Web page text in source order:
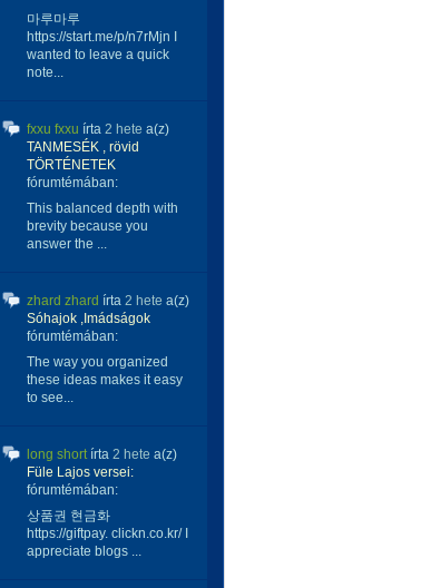
마루마루
https://start.me/p/n7rMjn I
wanted to leave a quick
note...
fxxu fxxu írta 2 hete a(z)
TANMESÉK , rövid
TÖRTÉNETEK
fórumtémában:
This balanced depth with
brevity because you
answer the ...
zhard zhard írta 2 hete a(z)
Sóhajok ,Imádságok
fórumtémában:
The way you organized
these ideas makes it easy
to see...
long shortírta 2 hete a(z)
Füle Lajos versei:
fórumtémában:
상품권 현금화
https://giftpay. clickn.co.kr/ I
appreciate blogs ...